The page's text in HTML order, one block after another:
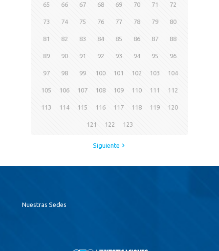
65 66 67 68 69 70 71 72
73 74 75 76 77 78 79 80
81 82 83 84 85 86 87 88
89 90 91 92 93 94 95 96
97 98 99 100 101 102 103 104
105 106 107 108 109 110 111 112
113 114 115 116 117 118 119 120
121 122 123
Siguiente
Nuestras Sedes